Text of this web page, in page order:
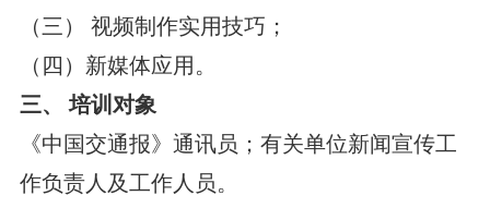
（三） 视频制作实用技巧；
（四）新媒体应用。
三、 培训对象
《中国交通报》通讯员；有关单位新闻宣传工
作负责人及工作人员。